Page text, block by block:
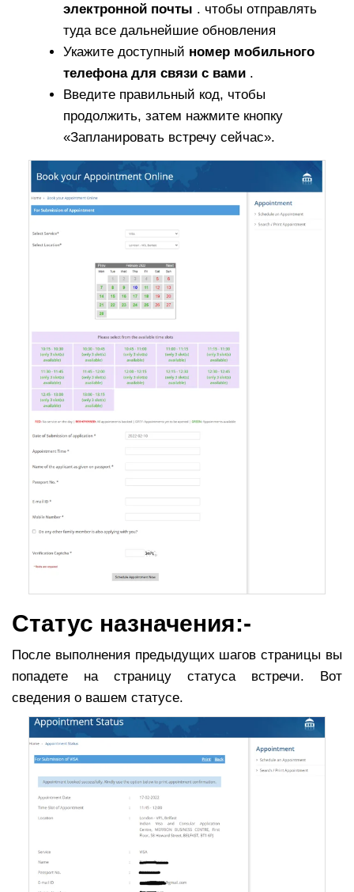
электронной почты . чтобы отправлять
туда все дальнейшие обновления
Укажите доступный номер мобильного
телефона для связи с вами .
Введите правильный код, чтобы
продолжить, затем нажмите кнопку
«Запланировать встречу сейчас».
Статус назначения:-
После выполнения предыдущих шагов страницы вы
попадете на страницу статуса встречи. Вот
сведения о вашем статусе.